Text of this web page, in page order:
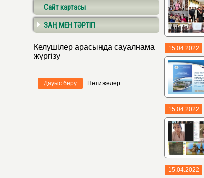
Сайт картасы
ЗАҢ МЕН ТӘРТІП
Келушілер арасында сауалнама
жүргізу
Дауыс беру Нәтижелер
15.04.2022
15.04.2022
15.04.2022